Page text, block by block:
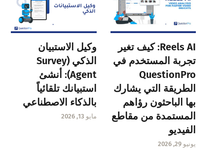
Reels AI: كيف تغير
تجربة المستخدم في
QuestionPro
الطريقة التي يشارك
بها الباحثون رؤاهم
المستمدة من مقاطع
الفيديو
يونيو 29, 2026
وكيل الاستبيان
الذكي (Survey
Agent): أنشئ
استبيانك تلقائياً
بالذكاء الاصطناعي
مايو 13, 2026